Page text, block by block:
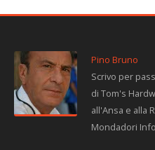
Pino Bruno
Scrivo per
di Tom's
all'Ansa e alla
Mondadori